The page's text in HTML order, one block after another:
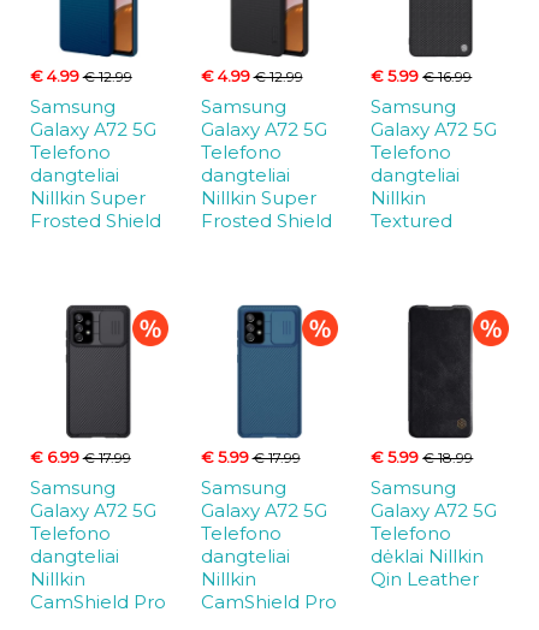
€ 4.99€ 12.99
Samsung
Galaxy A72 5G
Telefono
dangteliai
Nillkin Super
Frosted Shield
€ 4.99€ 12.99
Samsung
Galaxy A72 5G
Telefono
dangteliai
Nillkin Super
Frosted Shield
€ 5.99€ 16.99
Samsung
Galaxy A72 5G
Telefono
dangteliai
Nillkin
Textured
€ 6.99€ 17.99
Samsung
Galaxy A72 5G
Telefono
dangteliai
Nillkin
CamShield Pro
€ 5.99€ 17.99
Samsung
Galaxy A72 5G
Telefono
dangteliai
Nillkin
CamShield Pro
€ 5.99€ 18.99
Samsung
Galaxy A72 5G
Telefono
dėklai Nillkin
Qin Leather